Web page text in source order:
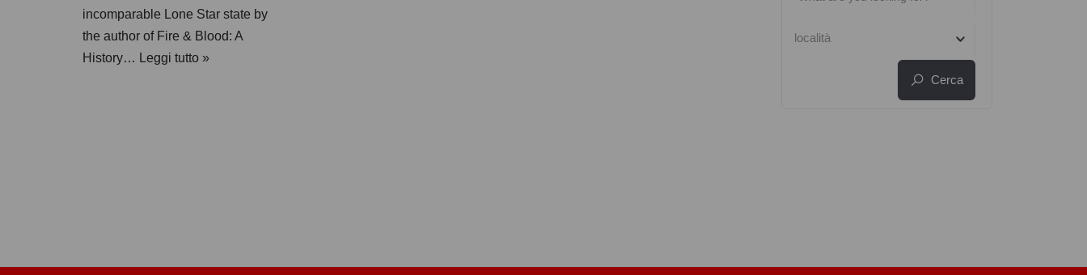
incomparable Lone Star state by
the author of Fire & Blood: A
History… Leggi tutto »
località
Cerca